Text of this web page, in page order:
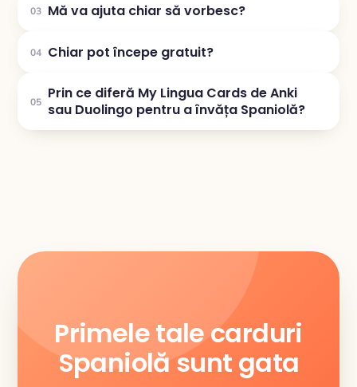
03 Mă va ajuta chiar să vorbesc?
04 Chiar pot începe gratuit?
05 Prin ce diferă My Lingua Cards de Anki
sau Duolingo pentru a învăța Spaniolă?
Primele tale carduri
Spaniolă sunt gata